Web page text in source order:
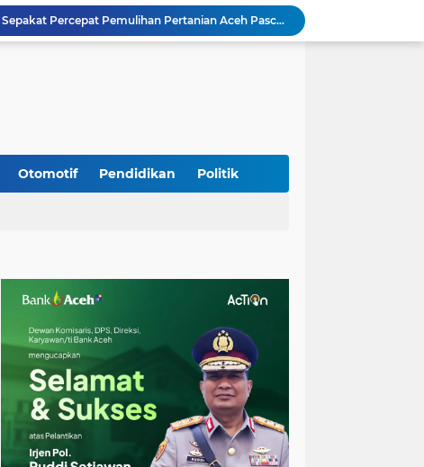
Rp 2,5 Triliun Dana Kementan untuk Bencana, Pemerintah Aceh kelola Rp 9,7 M
Meriahkan HUT Ke-81 Kemerdekaan RI, Polda Aceh Gelar Lomba Memasak Nasi Goreng dan Aneka Minuman
Kodim 0108/Agara terus kebut pembangunan jembatan Gantung di Ds. Kumbang Jaya, Aceh Tenggara
Otomotif Pendidikan Politik